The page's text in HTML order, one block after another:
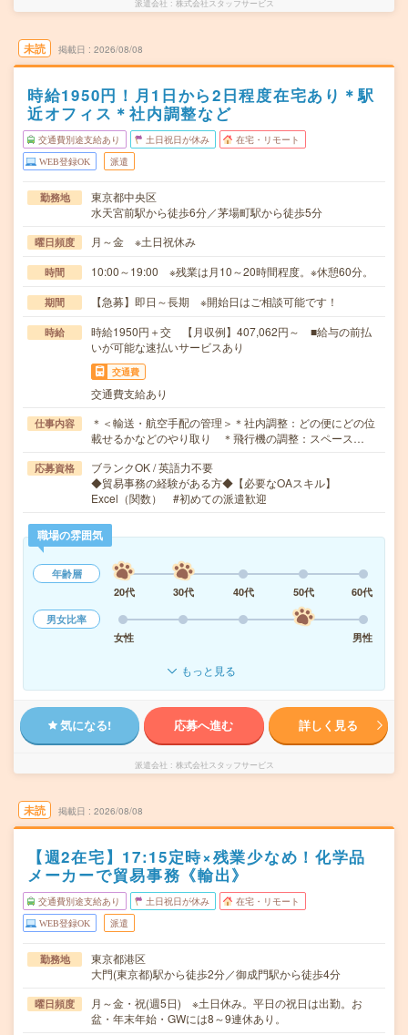
派遣会社 株式会社スタッフサービス
未読 掲載日 2026/08/08
時給1950円！月1日から2日程度在宅あり＊駅
近オフィス＊社内調整など
交通費別途支給あり 土日祝日が休み 在宅・リモート
WEB登録OK 派遣
勤務地
東京都中央区
水天宮前駅から徒歩6分／茅場町駅から徒歩5分
曜日頻度 月～金 ※土日祝休み
時間 10:00～19:00 ※残業は月10～20時間程度。※休憩60分。
期間 【急募】即日～長期 ※開始日はご相談可能です！
時給
時給1950円＋交 【月収例】407,062円～ ■給与の前払
いが可能な速払いサービスあり
交通費
交通費支給あり
仕事内容
＊＜輸送・航空手配の管理＞＊社内調整：どの便にどの位
載せるかなどのやり取り ＊飛行機の調整：スペース…
応募資格
ブランクOK / 英語力不要
◆貿易事務の経験がある方◆【必要なOAスキル】
Excel（関数） #初めての派遣歓迎
職場の雰囲気
年齢層
20代
30代 40代 50代
60代
男女比率
女性
男性
もっと見る
気になる! 応募へ進む 詳しく見る
派遣会社 株式会社スタッフサービス
未読 掲載日 2026/08/08
【週2在宅】17:15定時×残業少なめ！化学品
メーカーで貿易事務《輸出》
交通費別途支給あり 土日祝日が休み 在宅・リモート
WEB登録OK 派遣
勤務地
東京都港区
大門(東京都)駅から徒歩2分／御成門駅から徒歩4分
曜日頻度
月～金・祝(週5日) ※土日休み。平日の祝日は出勤。お
盆・年末年始・GWには8～9連休あり。